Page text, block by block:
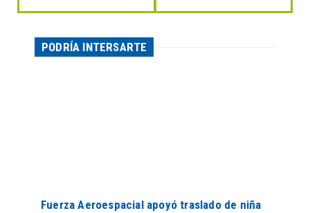
PODRÍA INTERSARTE
Fuerza Aeroespacial apoyó traslado de niña